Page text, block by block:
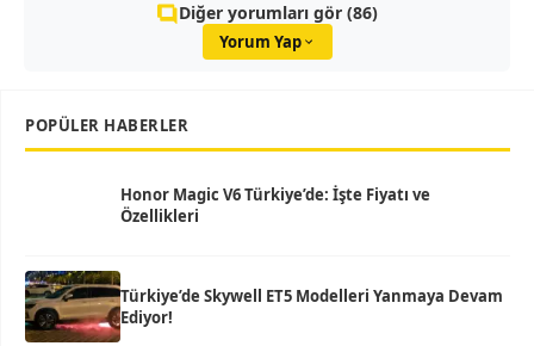
Diğer yorumları gör (86)
Yorum Yap
POPÜLER HABERLER
Honor Magic V6 Türkiye’de: İşte Fiyatı ve
Özellikleri
Türkiye’de Skywell ET5 Modelleri Yanmaya Devam
Ediyor!